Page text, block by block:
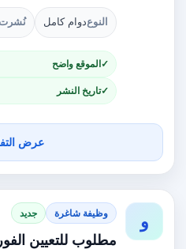
النوعدوام كامل نُشرت
الموقع واضح
تاريخ النشر
عرض
و وظيفة شاغرة جديد
مطلوب للتعيين